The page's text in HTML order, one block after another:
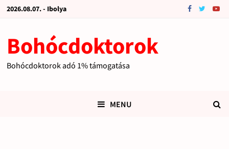
2026.08.07. - Ibolya
Bohócdoktorok
Bohócdoktorok adó 1% támogatása
MENU